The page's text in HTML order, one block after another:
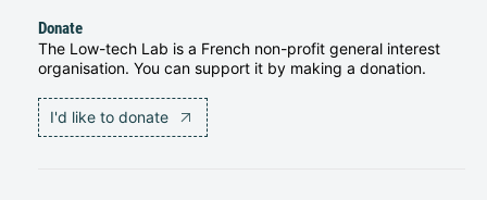
Donate
The Low-tech Lab is a French non-profit general interest
organisation. You can support it by making a donation.
I'd like to donate